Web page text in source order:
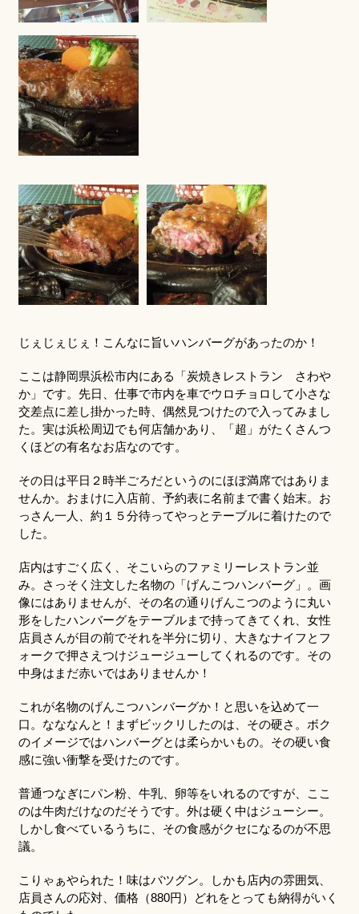
じぇじぇじぇ！こんなに旨いハンバーグがあったのか！
ここは静岡県浜松市内にある「炭焼きレストラン さわや
か」です。先日、仕事で市内を車でウロチョロして小さな
交差点に差し掛かった時、偶然見つけたので入ってみまし
た。実は浜松周辺でも何店舗かあり、「超」がたくさんつ
くほどの有名なお店なのです。
その日は平日２時半ごろだというのにほぼ満席ではありま
せんか。おまけに入店前、予約表に名前まで書く始末。お
っさん一人、約１５分待ってやっとテーブルに着けたので
した。
店内はすごく広く、そこいらのファミリーレストラン並
み。さっそく注文した名物の「げんこつハンバーグ」。画
像にはありませんが、その名の通りげんこつのように丸い
形をしたハンバーグをテーブルまで持ってきてくれ、女性
店員さんが目の前でそれを半分に切り、大きなナイフとフ
ォークで押さえつけジュージューしてくれるのです。その
中身はまだ赤いではありませんか！
これが名物のげんこつハンバーグか！と思いを込めて一
口。なななんと！まずビックリしたのは、その硬さ。ボク
のイメージではハンバーグとは柔らかいもの。その硬い食
感に強い衝撃を受けたのです。
普通つなぎにパン粉、牛乳、卵等をいれるのですが、ここ
のは牛肉だけなのだそうです。外は硬く中はジューシー。
しかし食べているうちに、その食感がクセになるのが不思
議。
こりゃぁやられた！味はバツグン。しかも店内の雰囲気、
店員さんの応対、価格（880円）どれをとっても納得がいく